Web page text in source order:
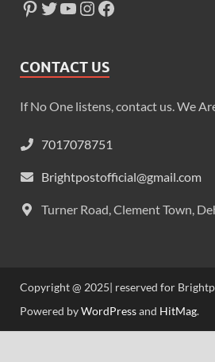
CONTACT US
If No One listens, contact us. We
7017078751
Brightpostofficial@gmail.com
Turner Road, Clement Town,
Copyright @ 2025| reserved for
Powered byWordPressand HitMag.